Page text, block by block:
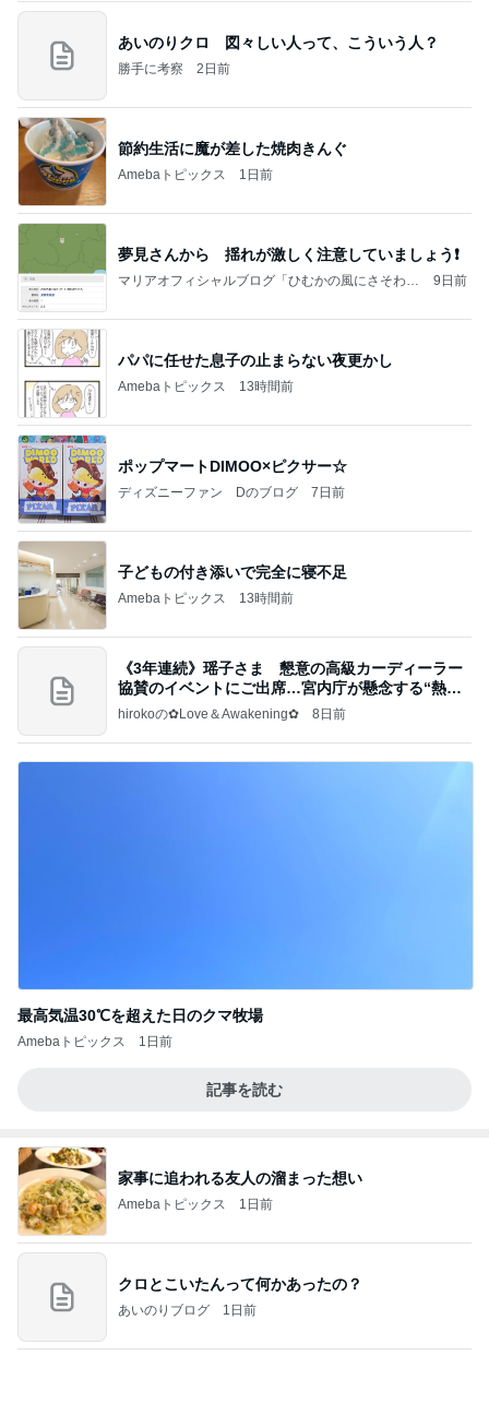
あいのりクロ 図々しい人って、こういう人？
勝手に考察 2日前
節約生活に魔が差した焼肉きんぐ
Amebaトピックス 1日前
夢見さんから 揺れが激しく注意していましょう❗️
マリアオフィシャルブログ「ひむかの風にさそわれ
9日前
パパに任せた息子の止まらない夜更かし
Amebaトピックス 13時間前
ポップマートDIMOO×ピクサー☆
ディズニーファン Dのブログ 7日前
子どもの付き添いで完全に寝不足
Amebaトピックス 13時間前
《3年連続》瑶子さま 懇意の高級カーディーラー
協賛のイベントにご出席…宮内庁が懸念する“熱心
すぎ
hirokoの✿Love＆Awakening✿ 8日前
最高気温30℃を超えた日のクマ牧場
Amebaトピックス 1日前
記事を読む
家事に追われる友人の溜まった想い
Amebaトピックス 1日前
クロとこいたんって何かあったの？
あいのりブログ 1日前